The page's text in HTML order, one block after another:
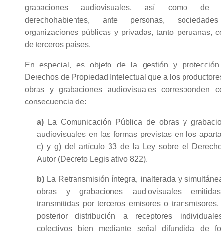
grabaciones audiovisuales, así como de
derechohabientes, ante personas,
organizaciones públicas y privadas, tanto peruanas,
de terceros países.
En especial, es objeto de la gestión y
Derechos de Propiedad Intelectual que a los
obras y grabaciones audiovisuales corresponden
consecuencia de:
a) La Comunicación Pública de obras y
audiovisuales en las formas previstas en los
c) y g) del artículo 33 de la Ley sobre el
Autor (Decreto Legislativo 822).
b) La Retransmisión íntegra, inalterada y
obras y grabaciones audiovisuales
transmitidas por terceros emisores o transmisores,
posterior distribución a receptores
colectivos bien mediante señal difundida de